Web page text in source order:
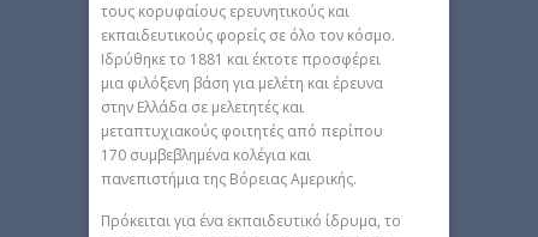
τους κορυφαίους ερευνητικούς και
εκπαιδευτικούς φορείς σε όλο τον κόσμο.
Ιδρύθηκε το 1881 και έκτοτε προσφέρει
μια φιλόξενη βάση για μελέτη και έρευνα
στην Ελλάδα σε μελετητές και
μεταπτυχιακούς φοιτητές από περίπου
170 συμβεβλημένα κολέγια και
πανεπιστήμια της Βόρειας Αμερικής.
Πρόκειται για ένα εκπαιδευτικό ίδρυμα, το